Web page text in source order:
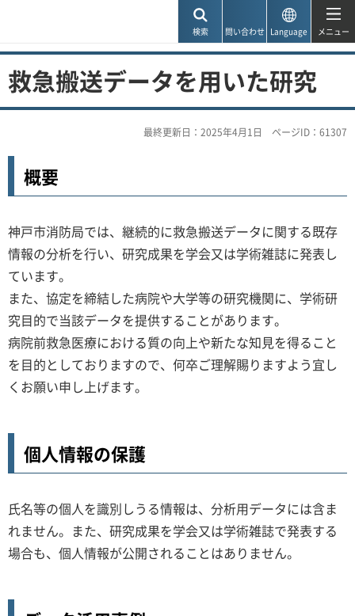
検索 問い合わせ Language メニュー
救急搬送データを用いた研究
最終更新日：2025年4月1日 ページID：61307
概要
神戸市消防局では、継続的に救急搬送データに関する既存
情報の分析を行い、研究成果を学会又は学術雑誌に発表し
ています。
また、協定を締結した病院や大学等の研究機関に、学術研
究目的で当該データを提供することがあります。
病院前救急医療における質の向上や新たな知見を得ること
を目的としておりますので、何卒ご理解賜りますよう宜し
くお願い申し上げます。
個人情報の保護
氏名等の個人を識別しうる情報は、分析用データには含ま
れません。また、研究成果を学会又は学術雑誌で発表する
場合も、個人情報が公開されることはありません。